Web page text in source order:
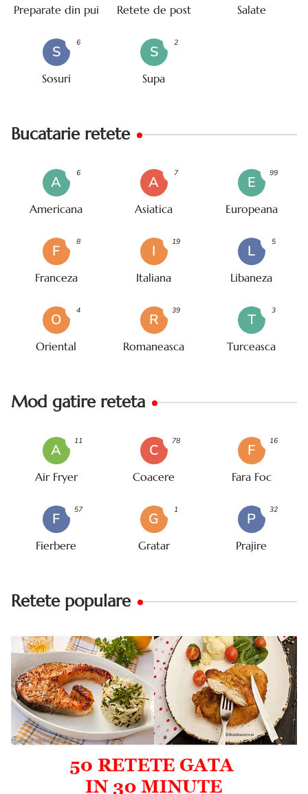
Preparate din pui Retete de post Salate
S
Sosuri
6
S
Supa
2
Bucatarie retete
A
Americana
6
A
Asiatica
7
E
Europeana
99
F
Franceza
8
I
Italiana
19
L
Libaneza
5
O
Oriental
4
R
Romaneasca
39
T
Turceasca
3
Mod gatire reteta
A
Air Fryer
11
C
Coacere
78
F
Fara Foc
16
F
Fierbere
57
G
Gratar
1
P
Prajire
32
Retete populare